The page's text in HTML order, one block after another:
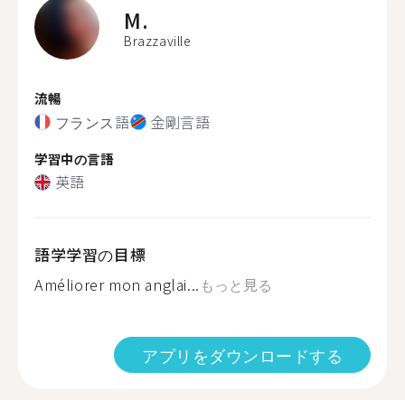
M.
Brazzaville
流暢
フランス語 金剛言語
学習中の言語
英語
語学学習の目標
Améliorer mon anglai... もっと見る
アプリをダウンロードする